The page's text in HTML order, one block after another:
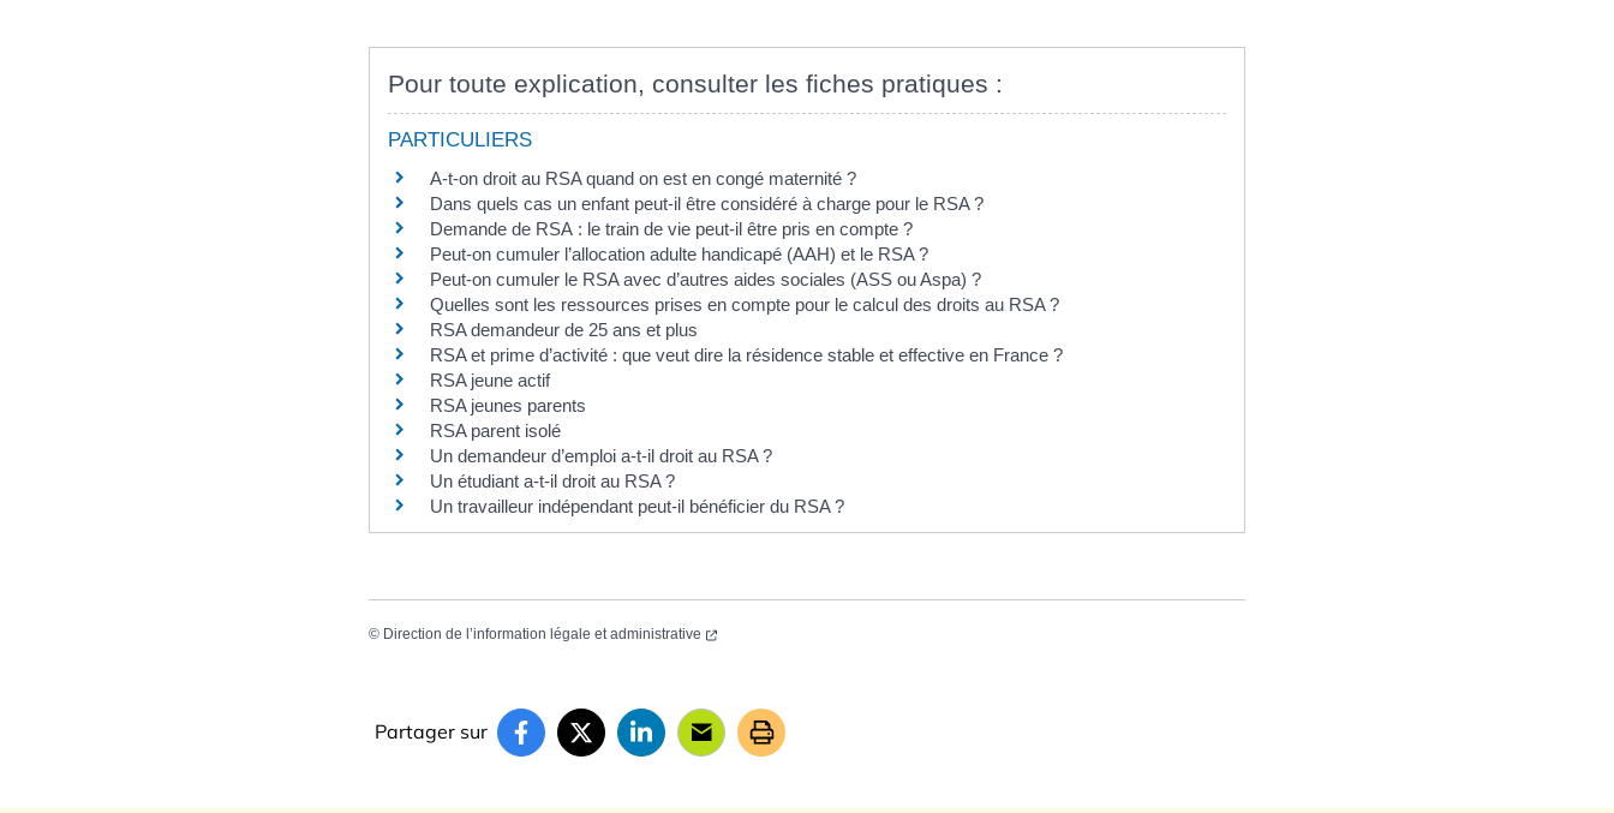
Pour toute explication, consulter les fiches pratiques :
PARTICULIERS
A-t-on droit au RSA quand on est en congé maternité ?
Dans quels cas un enfant peut-il être considéré à charge pour le RSA ?
Demande de RSA : le train de vie peut-il être pris en compte ?
Peut-on cumuler l’allocation adulte handicapé (AAH) et le RSA ?
Peut-on cumuler le RSA avec d’autres aides sociales (ASS ou Aspa) ?
Quelles sont les ressources prises en compte pour le calcul des droits au RSA ?
RSA demandeur de 25 ans et plus
RSA et prime d’activité : que veut dire la résidence stable et effective en France ?
RSA jeune actif
RSA jeunes parents
RSA parent isolé
Un demandeur d’emploi a-t-il droit au RSA ?
Un étudiant a-t-il droit au RSA ?
Un travailleur indépendant peut-il bénéficier du RSA ?
© Direction de l’information légale et administrative
Partager sur